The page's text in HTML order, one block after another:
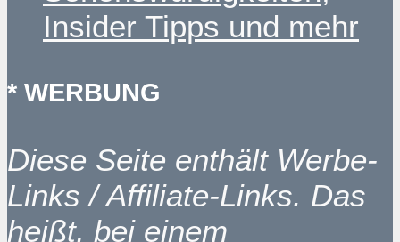
Insider Tipps und mehr
* WERBUNG
Diese Seite enthält Werbe-
Links / Affiliate-Links. Das
heißt, bei einem